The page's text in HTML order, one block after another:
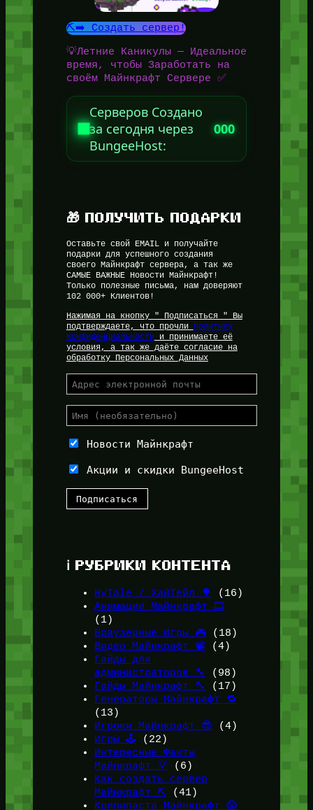
⛏️➡️ Создать сервер!
💡Летние Каникулы — Идеальное
время, чтобы Заработать на
своём Майнкрафт Сервере ✅
Серверов Создано
за сегодня через
BungeeHost:
000
🎁 ПОЛУЧИТЬ ПОДАРКИ
Оставьте свой EMAIL и получайте
подарки для успешного создания
своего Майнкрафт сервера, а так же
САМЫЕ ВАЖНЫЕ Новости Майнкрафт!
Только полезные письма, нам доверяют
102 000+ Клиентов!
Нажимая на кнопку " Подписаться " Вы
подтверждаете, что прочли
Политику
Конфиденциальностии принимаете её
условия, а так же даёте согласие на
обработку Персональных Данных
Новости Майнкрафт
Акции и скидки BungeeHost
ℹ️ РУБРИКИ КОНТЕНТА
HyTale / ХайТейл 🌳
(16)
Анимации Майнкрафт 🎞️
(1)
Браузерные Игры 🎮(18)
Видео Майнкрафт 📽️ (4)
Гайды для
администраторов 🔧
(98)
Гайды Майнкрафт 🔨
(17)
Генераторы Майнкрафт 🔁
(13)
Игроки Майнкрафт 😎 (4)
Игры 🕹️ (22)
Интересные Факты
Майнкрафт 💡(6)
Как создать сервер
Майнкрафт ⛏️ (41)
Крипипаста Майнкрафт 😱